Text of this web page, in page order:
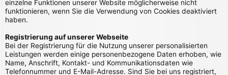
einzelne Funktionen unserer Website möglicherweise nicht
funktionieren, wenn Sie die Verwendung von Cookies deaktiviert
haben.
Registrierung auf unserer Webseite
Bei der Registrierung für die Nutzung unserer personalisierten
Leistungen werden einige personenbezogene Daten erhoben, wie
Name, Anschrift, Kontakt- und Kommunikationsdaten wie
Telefonnummer und E-Mail-Adresse. Sind Sie bei uns registriert,